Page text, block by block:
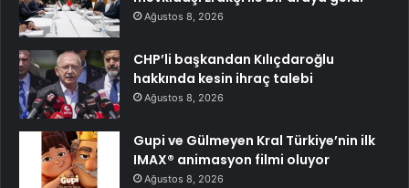
Ağustos 8, 2026
CHP’li başkandan Kılıçdaroğlu
hakkında kesin ihraç talebi
Ağustos 8, 2026
Gupi ve Gülmeyen Kral Türkiye’nin ilk
IMAX® animasyon filmi oluyor
Ağustos 8, 2026